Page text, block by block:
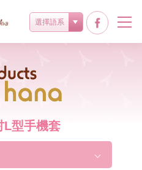
選擇語系
L型手機套